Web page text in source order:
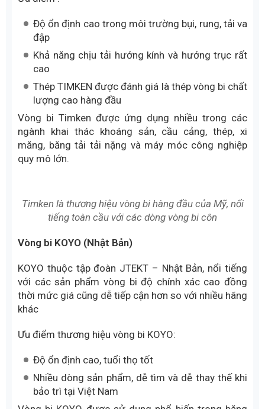
vòng bi NTN có mức giá dễ tiếp cận hơn nhưng vẫn
đáp ứng đầy đủ các tiêu chuẩn về độ bề
Vòng bi TIMKEN (Hoa Kỳ)
Timken là thương hiệu vòng bi hàng đầu của Mỹ, nổi
tiếng toàn cầu với các dòng vòng bi côn (tapered
roller bearing) chuyên dùng cho tải trọng lớn và trục
kích thước lớn.
Ưu điểm :
Khả năng chịu tải hướng kính và hướng trục rất
cao
Thép TIMKEN được đánh giá là thép vòng bi chất
lượng cao hàng đầu
Vòng bi Timken được ứng dụng nhiều trong các
ngành khai thác khoáng sản, cầu cảng, thép, xi
măng, băng tải tải nặng và máy móc công nghiệp
quy mô lớn.
Timken là thương hiệu vòng bi hàng đầu của Mỹ, nổi
tiếng toàn cầu với các dòng vòng bi côn
Vòng bi KOYO (Nhật Bản)